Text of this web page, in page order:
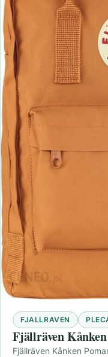
FJALLRAVEN
Fjällräven
Fjällräven Kånken